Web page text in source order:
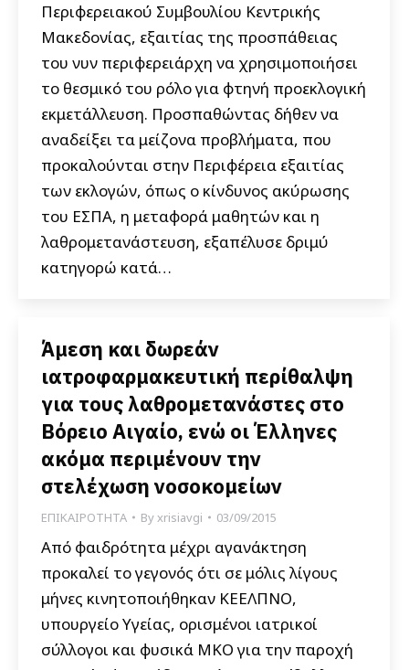
Περιφερειακού Συμβουλίου Κεντρικής
Μακεδονίας, εξαιτίας της προσπάθειας
του νυν περιφερειάρχη να χρησιμοποιήσει
το θεσμικό του ρόλο για φτηνή προεκλογική
εκμετάλλευση. Προσπαθώντας δήθεν να
αναδείξει τα μείζονα προβλήματα, που
προκαλούνται στην Περιφέρεια εξαιτίας
των εκλογών, όπως ο κίνδυνος ακύρωσης
του ΕΣΠΑ, η μεταφορά μαθητών και η
λαθρομετανάστευση, εξαπέλυσε δριμύ
κατηγορώ κατά…
Άμεση και δωρεάν
ιατροφαρμακευτική περίθαλψη
για τους λαθρομετανάστες στο
Βόρειο Αιγαίο, ενώ οι Έλληνες
ακόμα περιμένουν την
στελέχωση νοσοκομείων
ΕΠΙΚΑΙΡΟΤΗΤΑ Byxrisiavgi 03/09/2015
Από φαιδρότητα μέχρι αγανάκτηση
προκαλεί το γεγονός ότι σε μόλις λίγους
μήνες κινητοποιήθηκαν ΚΕΕΛΠΝΟ,
υπουργείο Υγείας, ορισμένοι ιατρικοί
σύλλογοι και φυσικά ΜΚΟ για την παροχή